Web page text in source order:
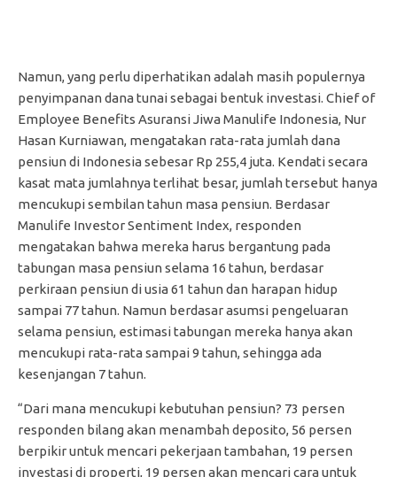
Namun, yang perlu diperhatikan adalah masih populernya
penyimpanan dana tunai sebagai bentuk investasi. Chief of
Employee Benefits Asuransi Jiwa Manulife Indonesia, Nur
Hasan Kurniawan, mengatakan rata-rata jumlah dana
pensiun di Indonesia sebesar Rp 255,4 juta. Kendati secara
kasat mata jumlahnya terlihat besar, jumlah tersebut hanya
mencukupi sembilan tahun masa pensiun. Berdasar
Manulife Investor Sentiment Index, responden
mengatakan bahwa mereka harus bergantung pada
tabungan masa pensiun selama 16 tahun, berdasar
perkiraan pensiun di usia 61 tahun dan harapan hidup
sampai 77 tahun. Namun berdasar asumsi pengeluaran
selama pensiun, estimasi tabungan mereka hanya akan
mencukupi rata-rata sampai 9 tahun, sehingga ada
kesenjangan 7 tahun.
“Dari mana mencukupi kebutuhan pensiun? 73 persen
responden bilang akan menambah deposito, 56 persen
berpikir untuk mencari pekerjaan tambahan, 19 persen
investasi di properti, 19 persen akan mencari cara untuk